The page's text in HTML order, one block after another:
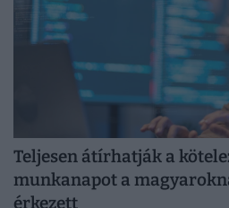
Teljesen átírhatják a
munkanapot a
érkezett